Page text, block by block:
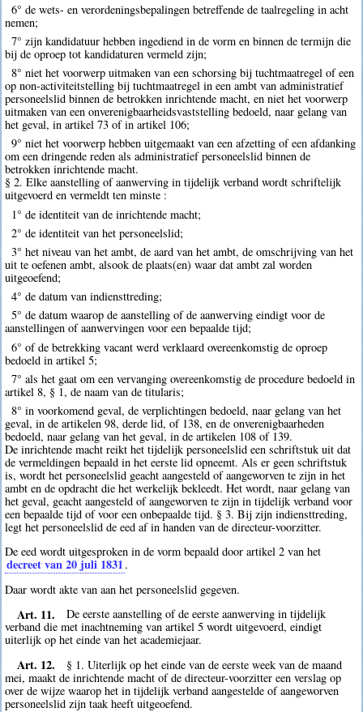
6° de wets- en verordeningsbepalingen betreffende de taalregeling in acht
nemen;
7° zijn kandidatuur hebben ingediend in de vorm en binnen de termijn die
bij de oproep tot kandidaturen vermeld zijn;
8° niet het voorwerp uitmaken van een schorsing bij tuchtmaatregel of een
op non-activiteitstelling bij tuchtmaatregel in een ambt van administratief
personeelslid binnen de betrokken inrichtende macht, en niet het voorwerp
uitmaken van een onverenigbaarheidsvaststelling bedoeld, naar gelang van
het geval, in artikel 73 of in artikel 106;
9° niet het voorwerp hebben uitgemaakt van een afzetting of een afdanking
om een dringende reden als administratief personeelslid binnen de
betrokken inrichtende macht.
§ 2. Elke aanstelling of aanwerving in tijdelijk verband wordt schriftelijk
uitgevoerd en vermeldt ten minste :
1° de identiteit van de inrichtende macht;
2° de identiteit van het personeelslid;
3° het niveau van het ambt, de aard van het ambt, de omschrijving van het
uit te oefenen ambt, alsook de plaats(en) waar dat ambt zal worden
uitgeoefend;
4° de datum van indiensttreding;
5° de datum waarop de aanstelling of de aanwerving eindigt voor de
aanstellingen of aanwervingen voor een bepaalde tijd;
6° of de betrekking vacant werd verklaard overeenkomstig de oproep
bedoeld in artikel 5;
7° als het gaat om een vervanging overeenkomstig de procedure bedoeld in
artikel 8, § 1, de naam van de titularis;
8° in voorkomend geval, de verplichtingen bedoeld, naar gelang van het
geval, in de artikelen 98, derde lid, of 138, en de onverenigbaarheden
bedoeld, naar gelang van het geval, in de artikelen 108 of 139.
De inrichtende macht reikt het tijdelijk personeelslid een schriftstuk uit dat
de vermeldingen bepaald in het eerste lid opneemt. Als er geen schriftstuk
is, wordt het personeelslid geacht aangesteld of aangeworven te zijn in het
ambt en de opdracht die het werkelijk bekleedt. Het wordt, naar gelang van
het geval, geacht aangesteld of aangeworven te zijn in tijdelijk verband voor
een bepaalde tijd of voor een onbepaalde tijd. § 3. Bij zijn indiensttreding,
legt het personeelslid de eed af in handen van de directeur-voorzitter.
De eed wordt uitgesproken in de vorm bepaald door artikel 2 van het
decreet van 20 juli 1831.
Daar wordt akte van aan het personeelslid gegeven.
Art. 11.
De eerste aanstelling of de eerste aanwerving in tijdelijk
verband die met inachtneming van artikel 5 wordt uitgevoerd, eindigt
uiterlijk op het einde van het academiejaar.
Art. 12.
§ 1. Uiterlijk op het einde van de eerste week van de maand
mei, maakt de inrichtende macht of de directeur-voorzitter een verslag op
over de wijze waarop het in tijdelijk verband aangestelde of aangeworven
personeelslid zijn taak heeft uitgeoefend.